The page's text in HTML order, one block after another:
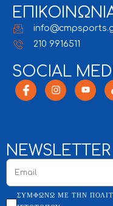
210 9916511
SOCIAL
NEWSLETTER
ΣΥΜΦΩΝΏ ΜΕ ΤΗΝ